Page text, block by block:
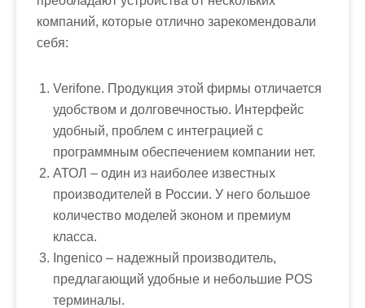
компаний, которые отлично зарекомендовали
себя:
Verifone. Продукция этой фирмы отличается
удобством и долговечностью. Интерфейс
удобный, проблем с интеграцией с
программным обеспечением компании нет.
АТОЛ – один из наиболее известных
производителей в России. У него большое
количество моделей эконом и премиум
класса.
Ingenico – надежный производитель,
предлагающий удобные и небольшие POS
терминалы.